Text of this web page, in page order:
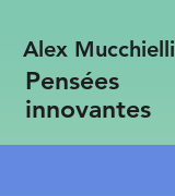
Alex Mucchielli
Pensées
innovantes